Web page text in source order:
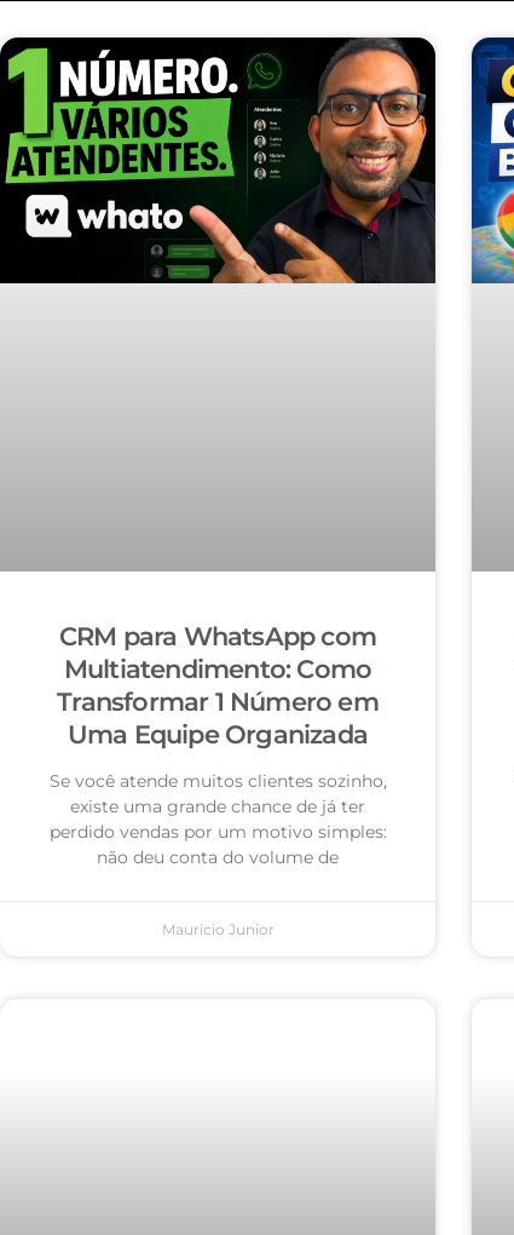
CRM para WhatsApp com
Multiatendimento: Como
Transformar 1 Número em
Uma Equipe Organizada
Se você atende muitos clientes sozinho,
existe uma grande chance de já ter
perdido vendas por um motivo simples:
não deu conta do volume de
Mauricio Junior